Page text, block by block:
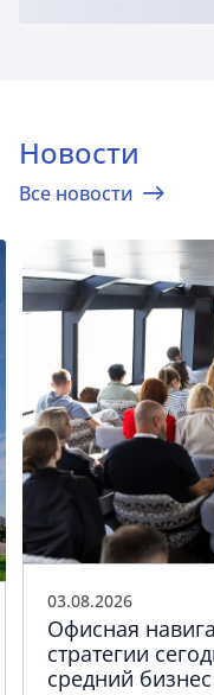
Новости
Все новости
03.08.2026
Офисная
стратегии
средний